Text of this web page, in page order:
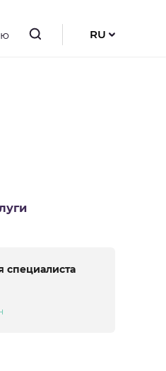
RU
специалиста